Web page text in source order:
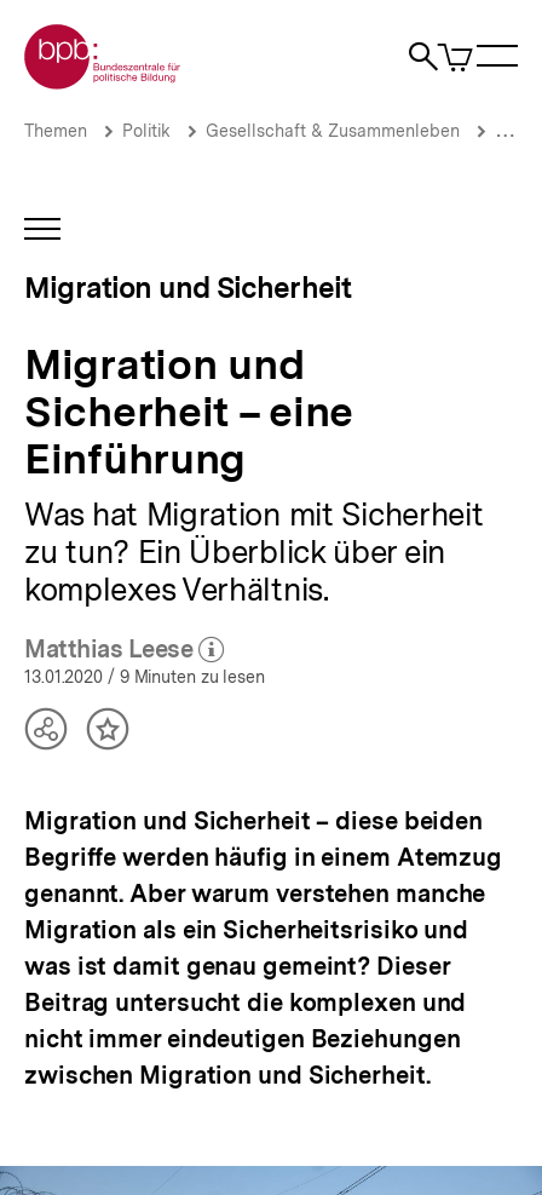
zum
Seiteninhalt
springen
Zur Startseite der bpb
Suche
Artikel
im
Migration
eine
Einführung
Migration
bpb.de
Brotkrümelnavigation
Pfadnavigation
Themen Politik Gesellschaft & Zusammenleben
INHALTSNAVIGATION
Migration und Sicherheit
Migration und
Sicherheit – eine
Einführung
Was hat Migration mit Sicherheit
zu tun? Ein Überblick über ein
komplexes Verhältnis.
Matthias Leese
(Mehr zum Autor)
öffnen
13.01.2020 / 9 Minuten zu lesen
TeilenInhalt
Migration und Sicherheit – diese beiden
Begriffe werden häufig in einem Atemzug
genannt. Aber warum verstehen manche
Migration als ein Sicherheitsrisiko und
was ist damit genau gemeint? Dieser
Beitrag untersucht die komplexen und
nicht immer eindeutigen Beziehungen
zwischen Migration und Sicherheit.